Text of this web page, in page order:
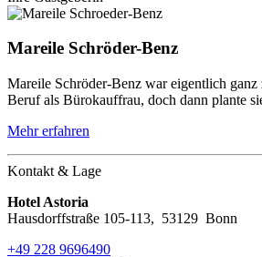
Mareile Schröder-Benz
Mareile Schröder-Benz war eigentlich
Beruf als Bürokauffrau, doch dann plante
Mehr erfahren
Kontakt & Lage
Hotel Astoria
Hausdorffstraße 105-113, 53129 Bonn
+49 228 9696490